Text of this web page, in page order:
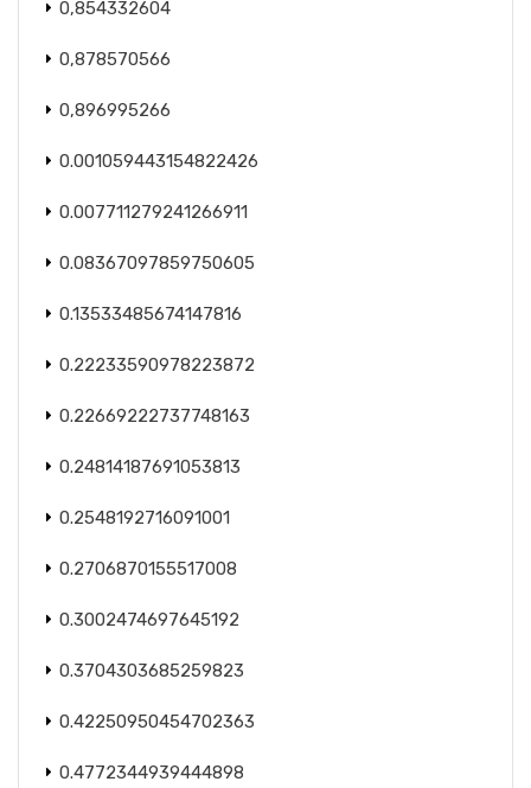
0,854332604
0,878570566
0,896995266
0.001059443154822426
0.007711279241266911
0.08367097859750605
0.13533485674147816
0.22233590978223872
0.22669222737748163
0.24814187691053813
0.2548192716091001
0.2706870155517008
0.3002474697645192
0.3704303685259823
0.42250950454702363
0.4772344939444898